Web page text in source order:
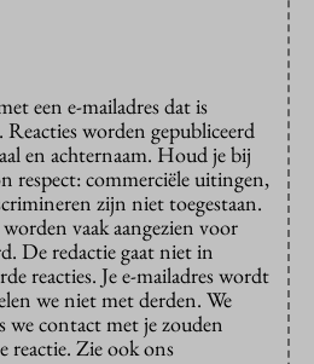
een e-mailadres dat is
worden gepubliceerd
en achternaam. Houd je bij
respect: commerciële uitingen,
zijn niet toegestaan.
vaak aangezien voor
De redactie gaat niet in
reacties. Je e-mailadres wordt
we niet met derden. We
we contact met je zouden
reactie. Zie ook ons